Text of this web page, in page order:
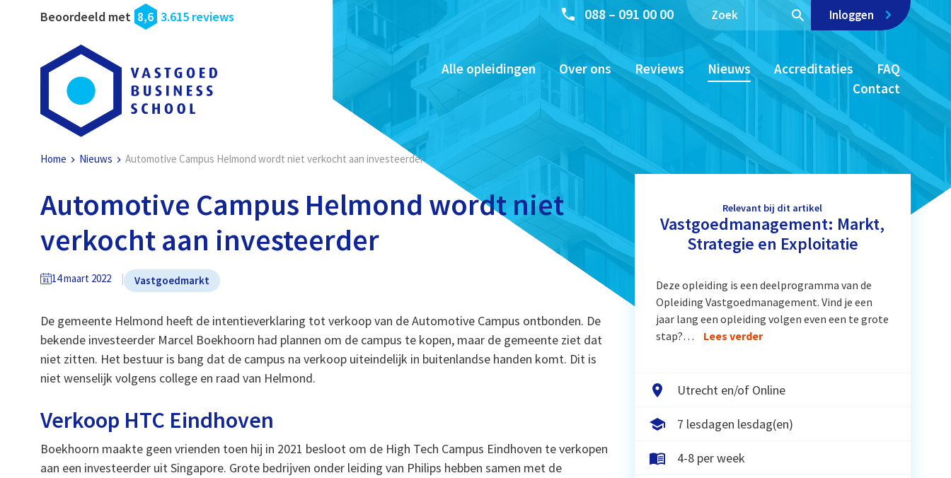
Beoordeeld met 8,6 3.615 reviews 088 – 091 00 00 Inloggen
Alle opleidingen Over ons Reviews Nieuws Accreditaties
FAQ
Contact
Home Nieuws Automotive Campus Helmond wordt niet verkocht aan investeerder
Automotive Campus Helmond wordt niet
verkocht aan investeerder
14 maart 2022 Vastgoedmarkt
De gemeente Helmond heeft de intentieverklaring tot verkoop van de Automotive Campus ontbonden. De
bekende investeerder Marcel Boekhoorn had plannen om de campus te kopen, maar de gemeente ziet dat
niet zitten. Het bestuur is bang dat de campus na verkoop uiteindelijk in buitenlandse handen komt. Dit is
niet wenselijk volgens college en raad van Helmond.
Verkoop HTC Eindhoven
Boekhoorn maakte geen vrienden toen hij in 2021 besloot om de High Tech Campus Eindhoven te verkopen
aan een investeerder uit Singapore. Grote bedrijven onder leiding van Philips hebben samen met de
Relevant bij dit artikel
Vastgoedmanagement: Markt,
Strategie en Exploitatie
Deze opleiding is een deelprogramma van de
Opleiding Vastgoedmanagement. Vind je een
jaar lang een opleiding volgen even een te grote
stap?…
Lees verder
Utrecht en/of Online
7 lesdagen lesdag(en)
4-8 per week